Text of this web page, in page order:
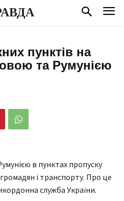
пунктів на
та Румунією
в пунктах пропуску
і транспорту. Про це
служба України.